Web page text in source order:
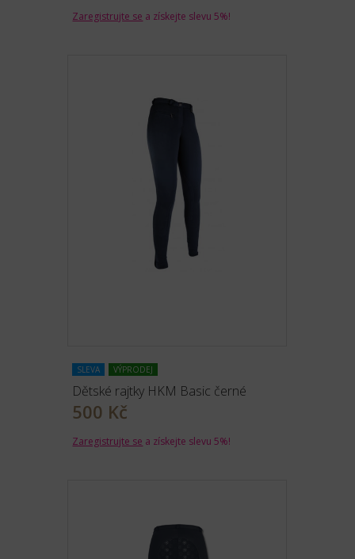
Zaregistrujte se a získejte slevu 5%!
SLEVA VÝPRODEJ
Dětské rajtky HKM Basic černé
500 Kč
Zaregistrujte se a získejte slevu 5%!